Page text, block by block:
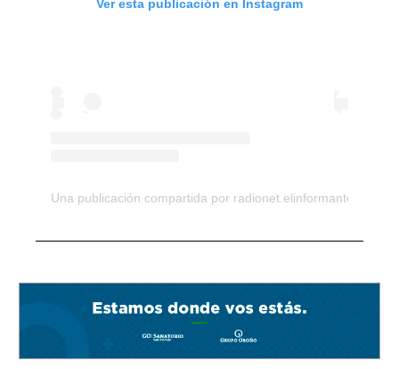
Ver esta publicación en Instagram
Una publicación compartida por radionet.elinformante